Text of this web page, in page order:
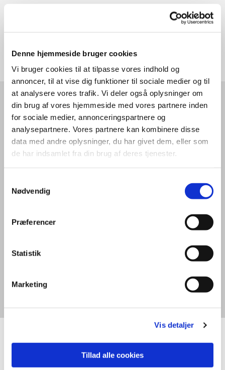
Denne hjemmeside bruger cookies
Vi bruger cookies til at tilpasse vores indhold og
annoncer, til at vise dig funktioner til sociale medier og til
at analysere vores trafik. Vi deler også oplysninger om
din brug af vores hjemmeside med vores partnere inden
for sociale medier, annonceringspartnere og
analysepartnere. Vores partnere kan kombinere disse
data med andre oplysninger, du har givet dem, eller som
de har indsamlet fra din brug af deres tjenester.
Nødvendig
Præferencer
Statistik
Marketing
Vis detaljer
Tillad alle cookies
Aktiviteter
Der er aktiviteter for alle aldersgrupper i
sognene - hvad enten man er til sang og musik,
høre foredrag, gerne vil mødes med andre
børnefamilier, nørkle eller blot dele et måtid mad
Kontaktoplysninger
Præster og kirkekontor